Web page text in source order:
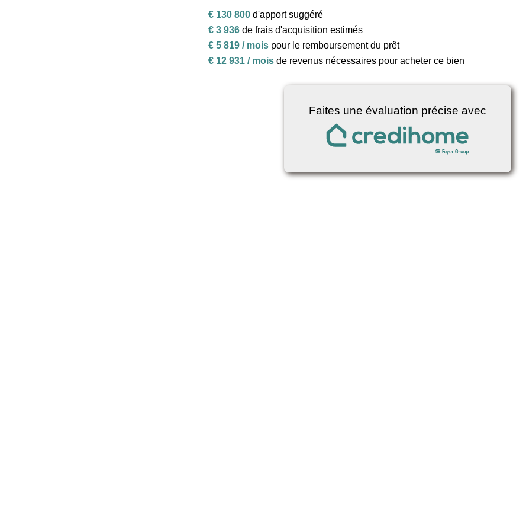
€ 130 800 d'apport suggéré
€ 3 936 de frais d'acquisition estimés
€ 5 819 / mois pour le remboursement du prêt
€ 12 931 / mois de revenus nécessaires pour acheter ce bien
Faites une évaluation précise avec